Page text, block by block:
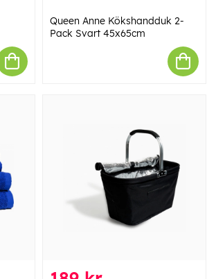
Queen Anne Kökshandduk 2-
Pack Svart 45x65cm